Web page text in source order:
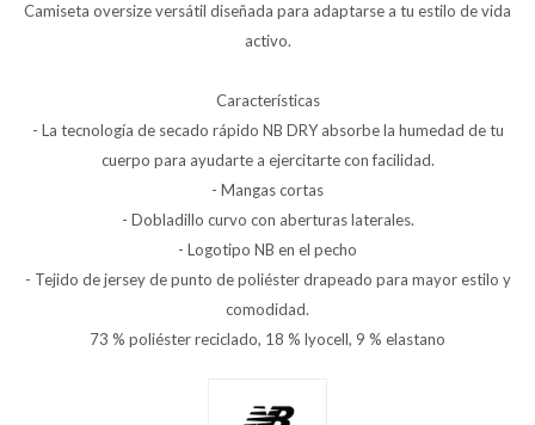
Camiseta oversize versátil diseñada para adaptarse a tu estilo de vida
activo.
Características
- La tecnología de secado rápido NB DRY absorbe la humedad de tu
cuerpo para ayudarte a ejercitarte con facilidad.
- Mangas cortas
- Dobladillo curvo con aberturas laterales.
- Logotipo NB en el pecho
- Tejido de jersey de punto de poliéster drapeado para mayor estilo y
comodidad.
73 % poliéster reciclado, 18 % lyocell, 9 % elastano